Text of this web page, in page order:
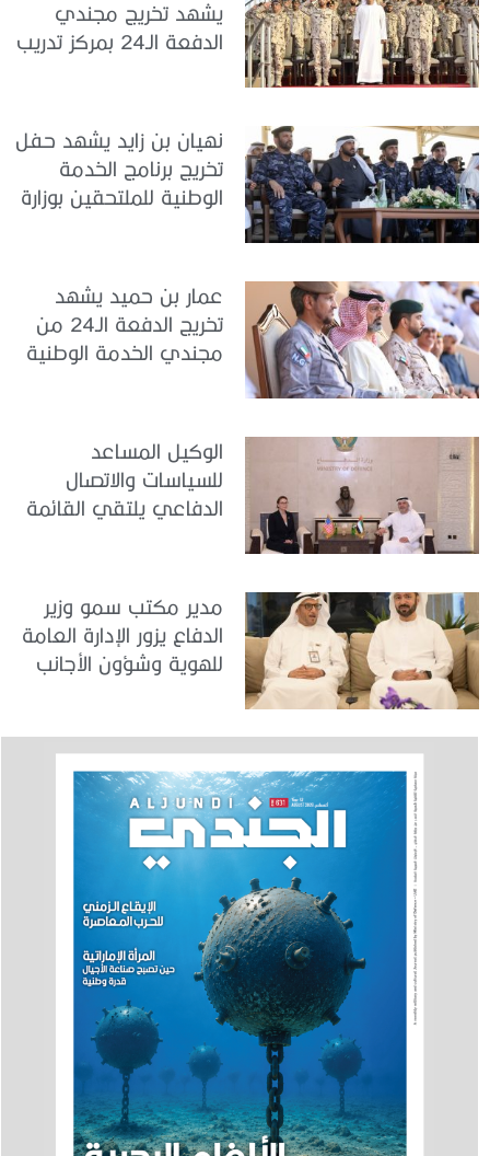
يشهد تخريج مجندي
الدفعة الـ24 بمركز تدريب
نهيان بن زايد يشهد حفل
تخريج برنامج الخدمة
الوطنية للملتحقين بوزارة
عمار بن حميد يشهد
تخريج الدفعة الـ24 من
مجندي الخدمة الوطنية
الوكيل المساعد
للسياسات والاتصال
الدفاعي يلتقي القائمة
مدير مكتب سمو وزير
الدفاع يزور الإدارة العامة
للهوية وشؤون الأجانب